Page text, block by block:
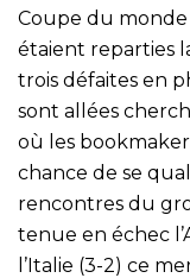
Coupe du monde
étaient reparties
trois défaites en
sont allées
où les
chance de se
rencontres du
tenue en échec
l’Italie (3-2) ce